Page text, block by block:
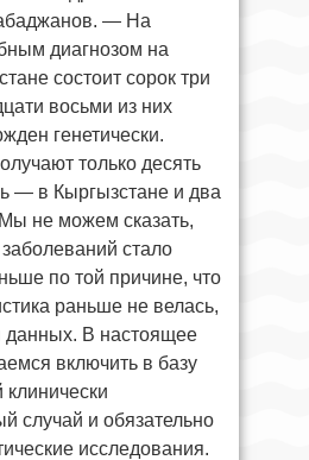
— На
диагнозом на
состоит сорок три
восьми из них
генетически.
только десять
— в Кыргызстане и два
не можем сказать,
заболеваний стало
по той причине, что
раньше не велась,
данных. В настоящее
включить в базу
случай и обязательно
исследования.